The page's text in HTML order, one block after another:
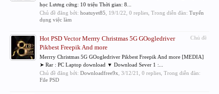
học Lương cứng: 10 triệu Thời gian: 8...
Chủ đề đăng bởi: hoatuyet85 19/1/22 , 0 replies, Trong diễn đàn: Tuyển
dụng việc làm
Chủ đề
Hot PSD Vector Merrry Christmas 5G GOogledriver
Pikbest Freepik And more
Merrry Christmas 5G GOogledriver Pikbest Freepik And more [MEDIA]
➤ Rar : PC Laptop download ▼ Download Sever 1 :...
Chủ đề đăng bởi: Downloadfree9x 3/12/21
, 0 replies, Trong diễn đàn:
File PSD